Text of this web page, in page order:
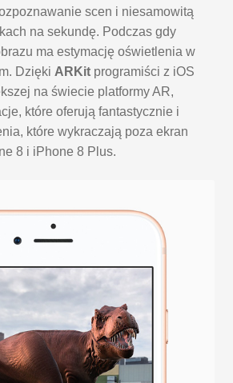
scen i niesamowitą
na sekundę. Podczas gdy
ma estymację oświetlenia w
Dzięki ARKitprogramiści z iOS
na świecie platformy AR,
które oferują fantastycznie i
które wykraczają poza ekran
8 i iPhone 8 Plus.